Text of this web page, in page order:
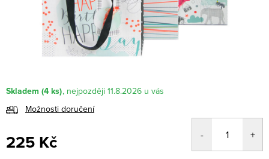
Skladem (4 ks)
11.8.2026
Možnosti doručení
225 Kč